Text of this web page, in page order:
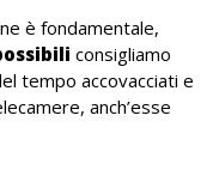
è fondamentale,
consigliamo
tempo accovacciati e
anch’esse